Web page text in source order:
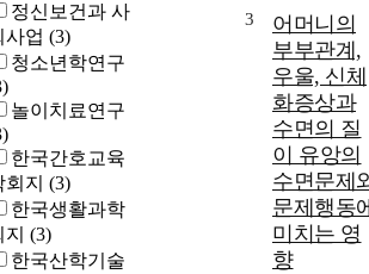
정신보건과 사
사업 (3)
청소년학연구
놀이치료연구
한국간호교육
회지 (3)
한국생활과학
지 (3)
한국산학기술
3
어머니의
부부관계,
우울, 신체
화증상과
수면의 질
이 유앙의
수면문제
문제행동
미치는 영
향